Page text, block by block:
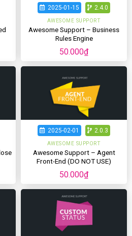
2025-01-15 2.4.0
AWESOME SUPPORT
Awesome Support – Business
Rules Engine
50.000₫
2025-02-01 2.0.3
AWESOME SUPPORT
Awesome Support – Agent
Front-End (DO NOT USE)
50.000₫